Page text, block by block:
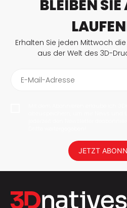
BLEIBEN
Erhalten Sie jeden Mittwoch
aus der Welt des 3D-
E-Mail-Adresse
JETZT